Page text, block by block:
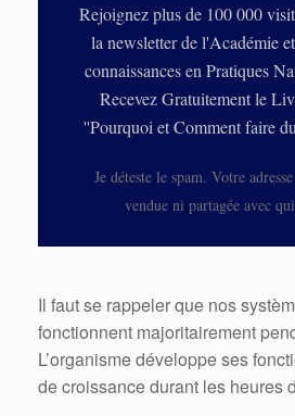
Rejoignez plus de 100 000
la newsletter de l'Académie
connaissances en Pratiques
Recevez Gratuitement le
''Pourquoi et Comment faire
Je déteste le spam. Votre
vendue ni partagée avec
Il faut se rappeler que nos
fonctionnent majoritairement
L’organisme développe ses
de croissance durant les heures